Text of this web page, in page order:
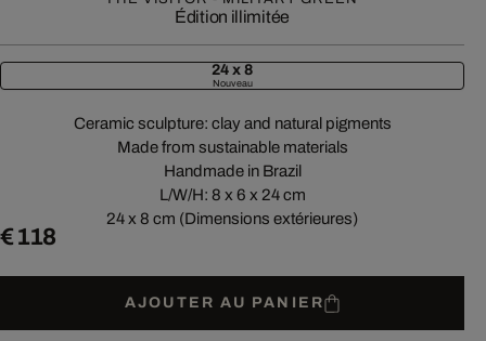
Édition illimitée
24 x 8
Nouveau
Ceramic sculpture: clay and natural pigments
Made from sustainable materials
Handmade in Brazil
L/W/H: 8 x 6 x 24 cm
24 x 8 cm (Dimensions extérieures)
€ 118
AJOUTER AU PANIER